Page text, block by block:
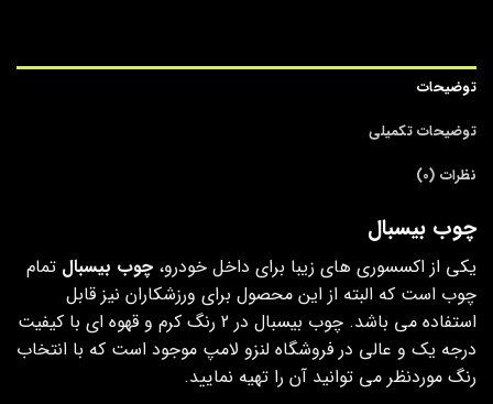
توضیحات
توضیحات تکمیلی
نظرات (0)
چوب بیسبال
یکی از اکسسوری های زیبا برای داخل خودرو، چوب بیسبال تمام
چوب است که البته از این محصول برای ورزشکاران نیز قابل
استفاده می باشد. چوب بیسبال در 2 رنگ کرم و قهوه ای با کیفیت
درجه یک و عالی در فروشگاه لنزو لامپ موجود است که با انتخاب
رنگ موردنظر می توانید آن را تهیه نمایید.